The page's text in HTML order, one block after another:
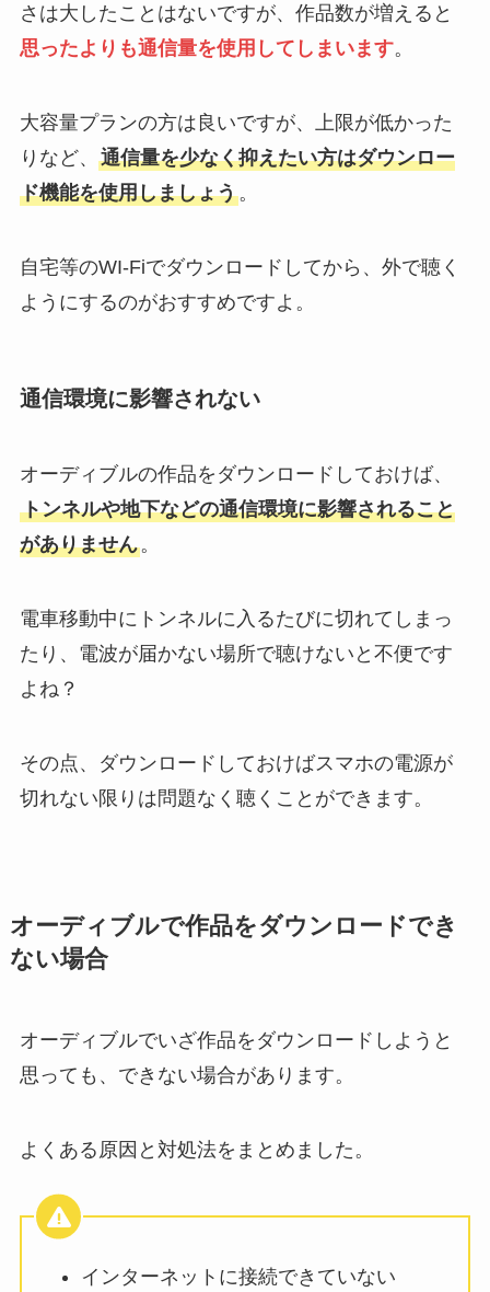
さは大したことはないですが、作品数が増えると
思ったよりも通信量を使用してしまいます。
大容量プランの方は良いですが、上限が低かった
りなど、 通信量を少なく抑えたい方はダウンロー
ド機能を使用しましょう。
自宅等のWI-Fiでダウンロードしてから、外で聴く
ようにするのがおすすめですよ。
通信環境に影響されない
オーディブルの作品をダウンロードしておけば、
トンネルや地下などの通信環境に影響されること
がありません。
電車移動中にトンネルに入るたびに切れてしまっ
たり、電波が届かない場所で聴けないと不便です
よね？
その点、ダウンロードしておけばスマホの電源が
切れない限りは問題なく聴くことができます。
オーディブルで作品をダウンロードでき
ない場合
オーディブルでいざ作品をダウンロードしようと
思っても、できない場合があります。
よくある原因と対処法をまとめました。
インターネットに接続できていない